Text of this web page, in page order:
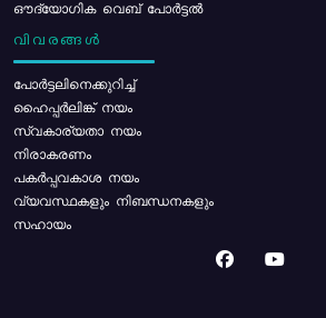
ഔദ്യോഗിക വെബ് പോർട്ടൽ
വിവരങ്ങൾ
പോര്‍ട്ടലിനെക്കുറിച്ച്
ഹൈപ്പർലിങ്ക് നയം
സ്വകാര്യതാ നയം
നിരാകരണം
പകർപ്പവകാശ നയം
വ്യവസ്ഥകളും നിബന്ധനകളും
സഹായം